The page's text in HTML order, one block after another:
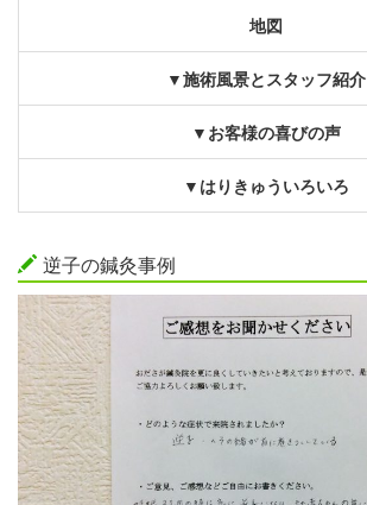
地図
▼施術風景とスタッフ紹介
▼お客様の喜びの声
▼はりきゅういろいろ
逆子の鍼灸事例